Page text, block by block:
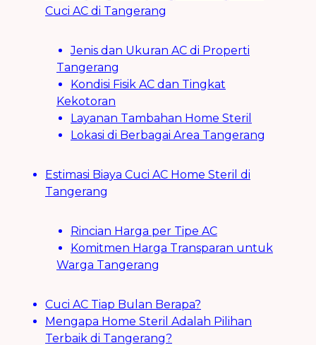
Cuci AC di Tangerang
Jenis dan Ukuran AC di Properti
Tangerang
Kondisi Fisik AC dan Tingkat
Kekotoran
Layanan Tambahan Home Steril
Lokasi di Berbagai Area Tangerang
Estimasi Biaya Cuci AC Home Steril di
Tangerang
Rincian Harga per Tipe AC
Komitmen Harga Transparan untuk
Warga Tangerang
Cuci AC Tiap Bulan Berapa?
Mengapa Home Steril Adalah Pilihan
Terbaik di Tangerang?